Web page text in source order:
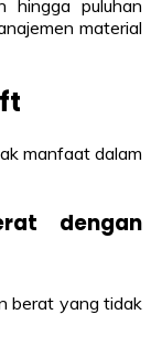
hingga puluhan
material
manfaat dalam
dengan
berat yang tidak